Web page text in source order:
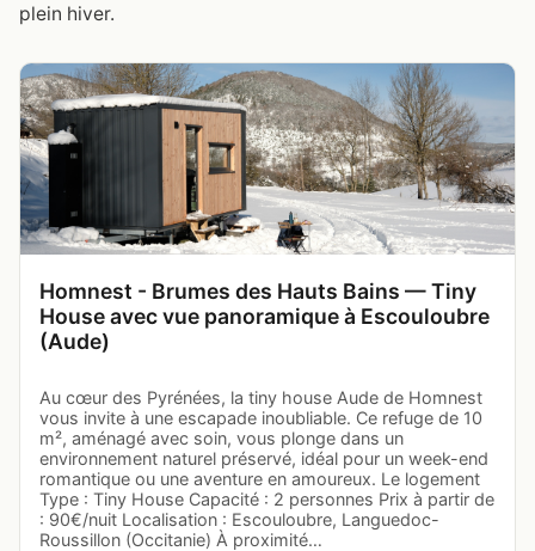
plein hiver.
Homnest - Brumes des Hauts Bains — Tiny
House avec vue panoramique à Escouloubre
(Aude)
Au cœur des Pyrénées, la tiny house Aude de Homnest
vous invite à une escapade inoubliable. Ce refuge de 10
m², aménagé avec soin, vous plonge dans un
environnement naturel préservé, idéal pour un week-end
romantique ou une aventure en amoureux. Le logement
Type : Tiny House Capacité : 2 personnes Prix à partir de
: 90€/nuit Localisation : Escouloubre, Languedoc-
Roussillon (Occitanie) À proximité…